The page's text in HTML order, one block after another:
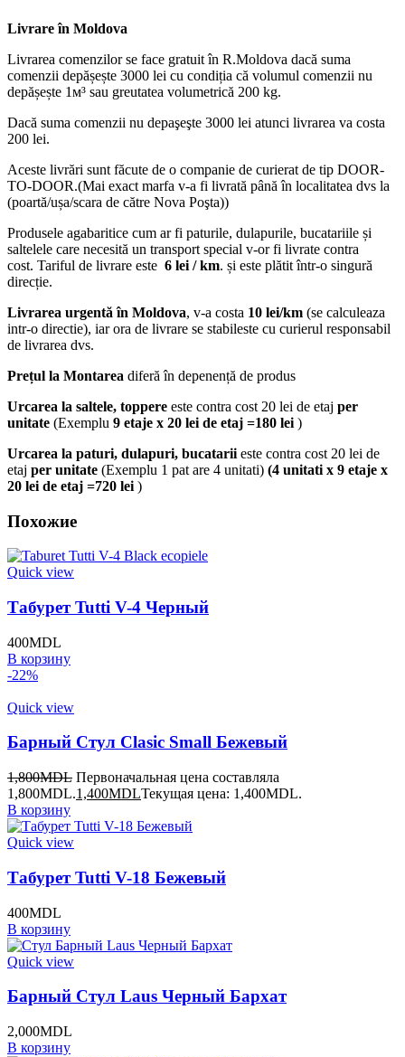
Livrare în Moldova
Livrarea comenzilor se face gratuit în R.Moldova dacă suma
comenzii depășește 3000 lei cu condiția că volumul comenzii nu
depășește 1м³ sau greutatea volumetrică 200 kg.
Dacă suma comenzii nu depaşeşte 3000 lei atunci livrarea va costa
200 lei.
Aceste livrări sunt făcute de o companie de curierat de tip DOOR-
TO-DOOR.(Mai exact marfa v-a fi livrată până în localitatea dvs la
(poartă/ușa/scara de către Nova Poşta))
Produsele agabaritice cum ar fi paturile, dulapurile, bucatariile și
saltelele care necesită un transport special v-or fi livrate contra
cost. Tariful de livrare este 6 lei / km. și este plătit într-o singură
direcție.
Livrarea urgentă în Moldova, v-a costa 10 lei/km (se calculeaza
intr-o directie), iar ora de livrare se stabileste cu curierul responsabil
de livrarea dvs.
Prețul la Montarea diferă în depenență de produs
Urcarea la saltele, toppere este contra cost 20 lei de etaj per
unitate (Exemplu 9 etaje x 20 lei de etaj =180 lei )
Urcarea la paturi, dulapuri, bucatarii este contra cost 20 lei de
etaj per unitate (Exemplu 1 pat are 4 unitati) (4 unitati x 9 etaje x
20 lei de etaj =720 lei )
Похожие
Quick view
Табурет Tutti V-4 Черный
400MDL
В корзину
-22%
Quick view
Барный Стул Clasic Small Бежевый
1,800MDL Первоначальная цена составляла
1,800MDL.1,400MDLТекущая цена: 1,400MDL.
В корзину
Quick view
Табурет Tutti V-18 Бежевый
400MDL
В корзину
Quick view
Барный Стул Laus Черный Бархат
2,000MDL
В корзину